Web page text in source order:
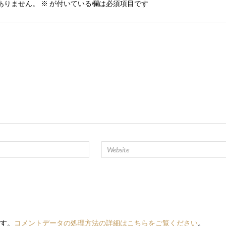
ません。 ※ が付いている欄は必須項目です
。 コメントデータの処理方法の詳細はこちらをご覧ください。